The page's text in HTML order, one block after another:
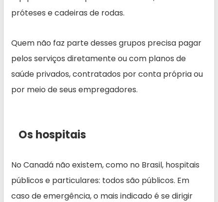
próteses e cadeiras de rodas.
Quem não faz parte desses grupos precisa pagar
pelos serviços diretamente ou com planos de
saúde privados, contratados por conta própria ou
por meio de seus empregadores.
Os hospitais
No Canadá não existem, como no Brasil, hospitais
públicos e particulares: todos são públicos. Em
caso de emergência, o mais indicado é se dirigir